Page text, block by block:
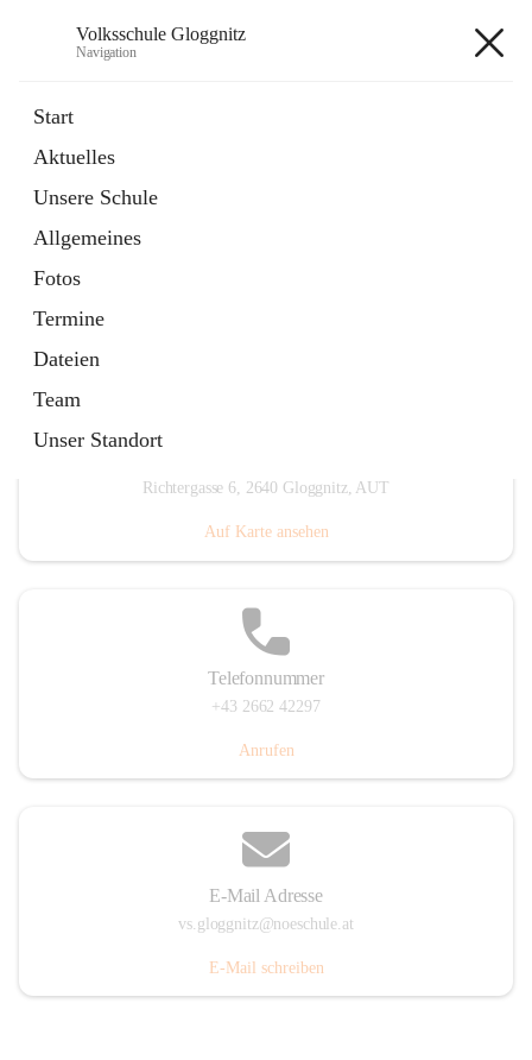
Volksschule Gloggnitz
Navigation
Start
Aktuelles
Unsere Schule
Allgemeines
Fotos
Termine
Dateien
Team
Unser Standort
Seite
in
Tab
Elternverein
öffnet
in
neuem
Tab
Richtergasse 6, 2640 Gloggnitz, AUT
Auf Karte ansehen
Telefonnummer
+43 2662 42297
Anrufen
E-Mail Adresse
vs.gloggnitz@noeschule.at
E-Mail schreiben